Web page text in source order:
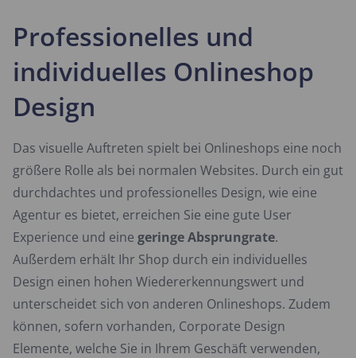
Professionelles und
individuelles Onlineshop
Design
Das visuelle Auftreten spielt bei Onlineshops eine noch
größere Rolle als bei normalen Websites. Durch ein gut
durchdachtes und professionelles Design, wie eine
Agentur es bietet, erreichen Sie eine gute User
Experience und eine geringe Absprungrate.
Außerdem erhält Ihr Shop durch ein individuelles
Design einen hohen Wiedererkennungswert und
unterscheidet sich von anderen Onlineshops. Zudem
können, sofern vorhanden, Corporate Design
Elemente, welche Sie in Ihrem Geschäft verwenden,